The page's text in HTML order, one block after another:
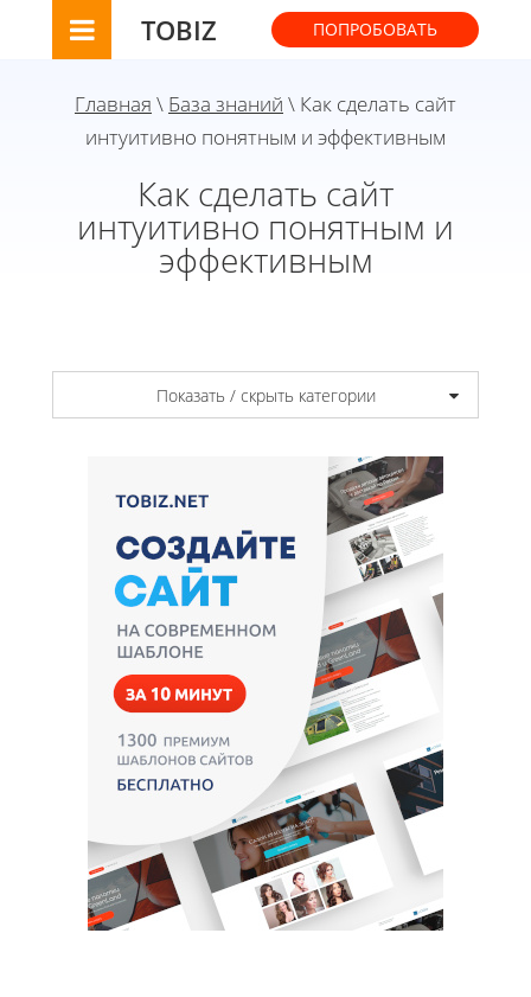
TOBIZ ПОПРОБОВАТЬ
Главная \ База знаний \ Как сделать сайт
интуитивно понятным и эффективным
Как сделать сайт
интуитивно понятным и
эффективным
Показать / скрыть категории